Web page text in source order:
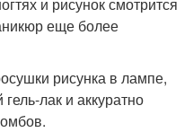
еще более
рисунка в лампе,
лак и аккуратно